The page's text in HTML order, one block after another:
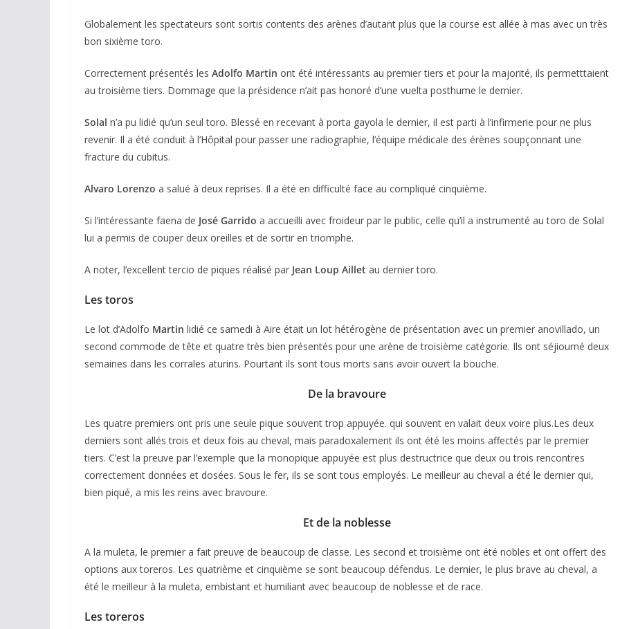
Globalement les spectateurs sont sortis contents des arènes d’autant plus que la course est allée à mas avec un très
bon sixième toro.
Correctement présentés les Adolfo Martin ont été intéressants au premier tiers et pour la majorité, ils permetttaient
au troisième tiers. Dommage que la présidence n’ait pas honoré d’une vuelta posthume le dernier.
Solal n’a pu lidié qu’un seul toro. Blessé en recevant à porta gayola le dernier, il est parti à l’infirmerie pour ne plus
revenir. Il a été conduit à l’Hôpital pour passer une radiographie, l’équipe médicale des érènes soupçonnant une
fracture du cubitus.
Alvaro Lorenzo a salué à deux reprises. Il a été en difficulté face au compliqué cinquième.
Si l’intéressante faena de José Garrido a accueilli avec froideur par le public, celle qu’il a instrumenté au toro de Solal
lui a permis de couper deux oreilles et de sortir en triomphe.
A noter, l’excellent tercio de piques réalisé par Jean Loup Aillet au dernier toro.
Les toros
Le lot d’Adolfo Martin lidié ce samedi à Aire était un lot hétérogène de présentation avec un premier anovillado, un
second commode de tête et quatre très bien présentés pour une arène de troisième catégorie. Ils ont séjiourné deux
semaines dans les corrales aturins. Pourtant ils sont tous morts sans avoir ouvert la bouche.
De la bravoure
Les quatre premiers ont pris une seule pique souvent trop appuyée. qui souvent en valait deux voire plus.Les deux
derniers sont allés trois et deux fois au cheval, mais paradoxalement ils ont été les moins affectés par le premier
tiers. C’est la preuve par l’exemple que la monopique appuyée est plus destructrice que deux ou trois rencontres
correctement données et dosées. Sous le fer, ils se sont tous employés. Le meilleur au cheval a été le dernier qui,
bien piqué, a mis les reins avec bravoure.
Et de la noblesse
A la muleta, le premier a fait preuve de beaucoup de classe. Les second et troisième ont été nobles et ont offert des
options aux toreros. Les quatrième et cinquième se sont beaucoup défendus. Le dernier, le plus brave au cheval, a
été le meilleur à la muleta, embistant et humiliant avec beaucoup de noblesse et de race.
Les toreros
Arles : au seuil des
espérances.
Olivier Castelnau
Istres : la feria des
ultimes émotions